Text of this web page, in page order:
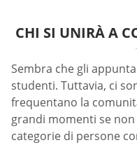
CHI SI UNIRÀ A
Sembra che gli
studenti. Tuttavia, ci
frequentano la
grandi momenti se
categorie di persone